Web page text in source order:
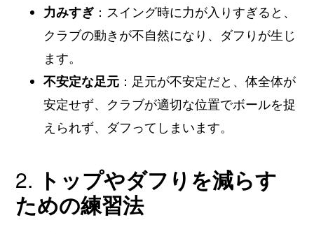
力みすぎ ：スイング時に力が入りすぎると、
クラブの動きが不自然になり、ダフりが生じ
ます。
不安定な足元 ：足元が不安定だと、体全体が
安定せず、クラブが適切な位置でボールを捉
えられず、ダフってしまいます。
2. トップやダフりを減らす
ための練習法